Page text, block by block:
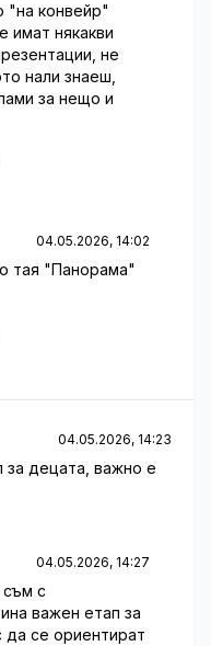
"на конвейр"
имат някакви
не
нали знаеш,
за нещо и
04.05.2026, 14:02
тая "Панорама"
04.05.2026, 14:23
децата, важно е
04.05.2026, 14:27
съм с
важен етап за
се ориентират